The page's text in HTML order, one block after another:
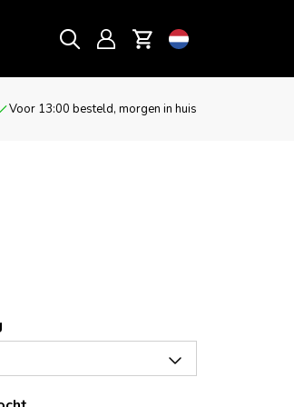
Voor 13:00 besteld, morgen in huis